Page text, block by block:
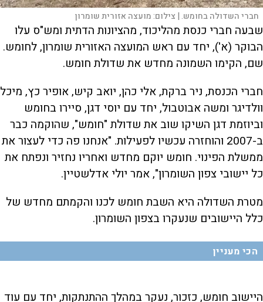
חברי השדולה בחומש. | צילום:מועצה אזורית שומרון
שבעה חברי כנסת מהליכוד, מהציונות הדתית ומש"ס עלו
הבוקר (א'), יחד עם ראש המועצה האזורית שומרון, לחומש.
שם, הקימו השמונה מחדש את שדולת חומש.
חברי הכנסת, ניר ברקת, אלי כהן, יואב קיש, אופיר כץ, מיכל
וולדיגר ומשה אבוטבול, יחד עם יוסי דגן, סיירו בחומש
וביוזמת דגן השיקו שוב את שדולת "חומש", שהוקמה כבר
ב-2007 והוחזרה עכשיו לפעילות. "אנחנו פה כדי לעצור את
ממשלת הפינוי. חומש יוקם מחדש ואחריו נחזיר ונפתח את
כל יישובי צפון השומרון", אמר יולי אדלשטיין.
מטרת השדולה היא השבת חומש לכנו והקמתם מחדש של
כלל היישובים שנעקרו בצפון השומרון.
הכי מעניין
היישוב חומש, כזכור, נעקר במהלך ההתנתקות, יחד עם עוד